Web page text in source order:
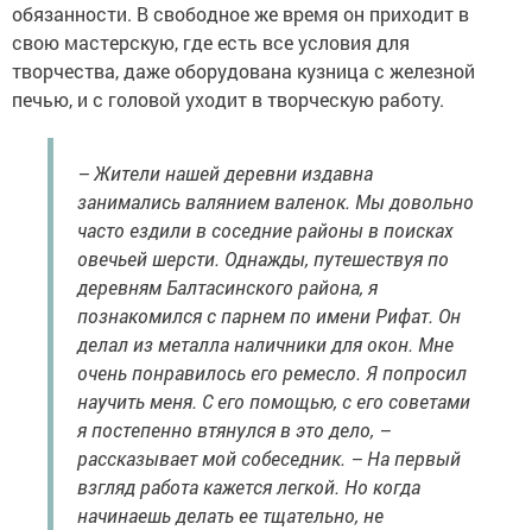
обязанности. В свободное же время он приходит в
свою мастерскую, где есть все условия для
творчества, даже оборудована кузница с железной
печью, и с головой уходит в творческую работу.
– Жители нашей деревни издавна
занимались валянием валенок. Мы довольно
часто ездили в соседние районы в поисках
овечьей шерсти. Однажды, путешествуя по
деревням Балтасинского района, я
познакомился с парнем по имени Рифат. Он
делал из металла наличники для окон. Мне
очень понравилось его ремесло. Я попросил
научить меня. С его помощью, с его советами
я постепенно втянулся в это дело, –
рассказывает мой собеседник. – На первый
взгляд работа кажется легкой. Но когда
начинаешь делать ее тщательно, не